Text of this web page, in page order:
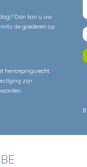
Dan kan u uw
de goederen op
herroepingsrecht
zijn
.